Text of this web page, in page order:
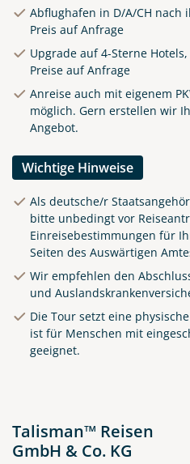
Clifden
© Big
Abflughafen in D/A/CH
Preis auf Anfrage
Upgrade auf 4-Sterne
Preise auf Anfrage
Anreise auch mit eigenem
möglich. Gern erstellen wir
Angebot.
Wichtige Hinweise
Als deutsche/r
bitte unbedingt vor
Einreisebestimmungen für
Seiten des Auswärtigen
Wir empfehlen den
und
Die Tour setzt eine
ist für Menschen mit
geeignet.
Talisman™ Reisen
GmbH & Co. KG